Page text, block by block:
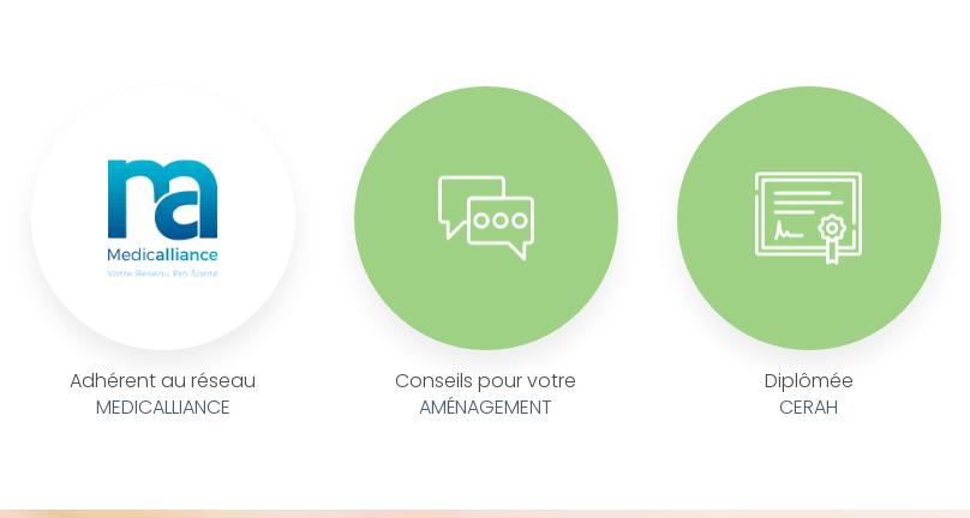
Adhérent au réseau
MEDICALLIANCE
Conseils pour votre
AMÉNAGEMENT
Diplômée
CERAH